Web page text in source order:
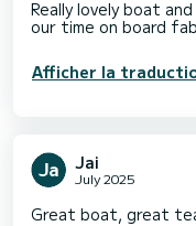
Really lovely boat
our time on board
Afficher la
Jai
July 2025
Great boat, great